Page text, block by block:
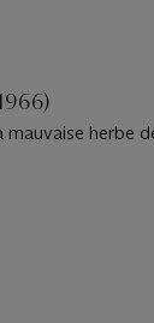
mauvaise herbe